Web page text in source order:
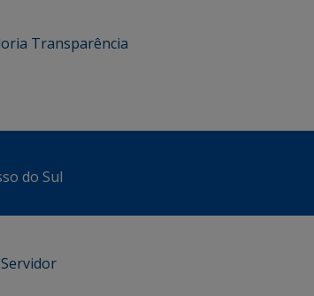
Transparência
do Sul
Servidor